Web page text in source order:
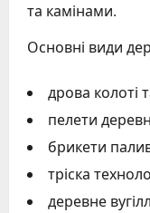
та камінами.
Основні види
дрова колоті
пелети
брикети
тріска
деревне